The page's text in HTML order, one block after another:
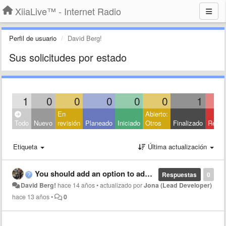
XiiaLive™ - Internet Radio
Perfil de usuario David Berg!
Sus solicitudes por estado
1 0 0 0 0 0 1
Todo Nuevo
En
revisión Planeado Iniciado
Abierto:
Otros
Finalizado
Etiqueta Última actualización
0
Respuestas
You should add an option to add streams
David Berg! hace 14 años•actualizado porJona (Lead Developer)
hace 13 años• 0